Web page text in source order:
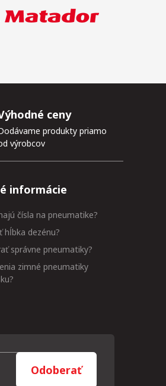
ceny
produkty priamo
výrobcov
informácie
čísla na pneumatike?
hĺbka dezénu?
správne pneumatiky?
zimné pneumatiky
Odoberať